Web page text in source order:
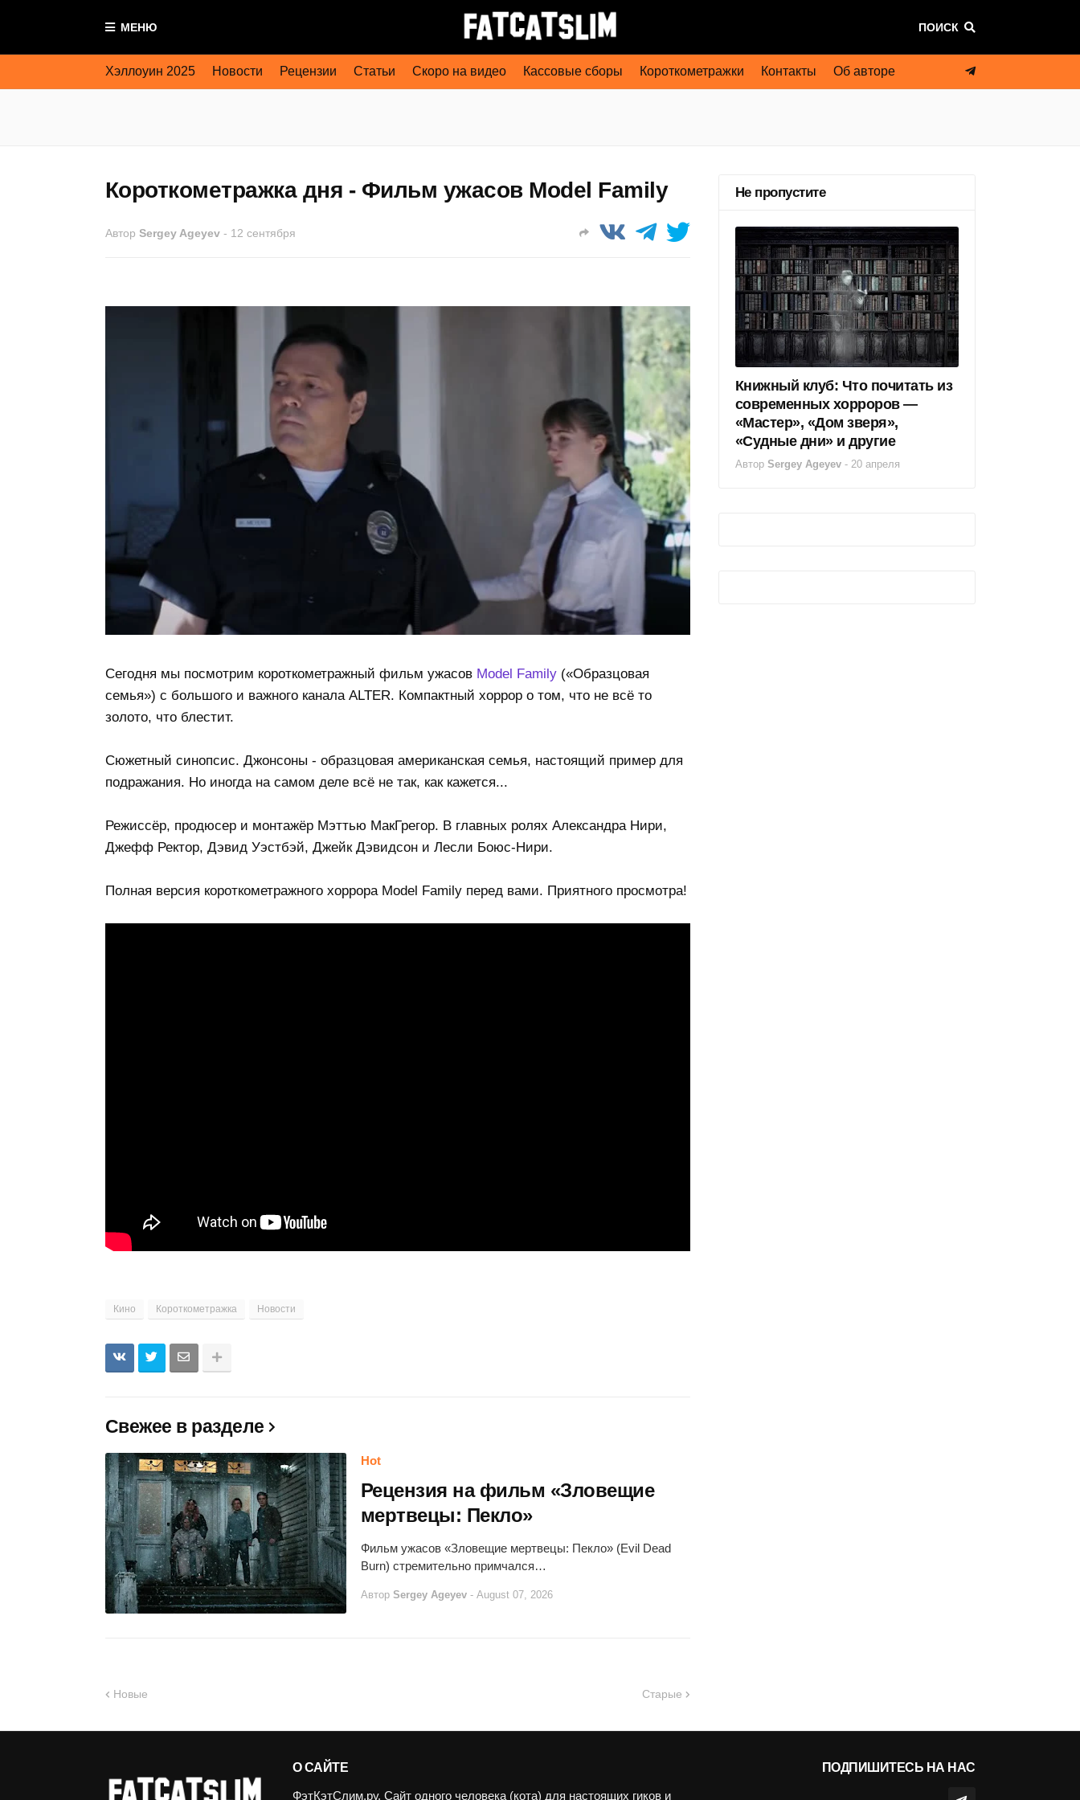
МЕНЮ ПОИСК
Хэллоуин 2025 Новости Рецензии Статьи Скоро на видео Кассовые сборы Короткометражки Контакты Об авторе
Короткометражка дня - Фильм ужасов Model Family
Автор Sergey Ageyev - 12 сентября
Сегодня мы посмотрим короткометражный фильм ужасов Model Family(«Образцовая
семья») с большого и важного канала ALTER. Компактный хоррор о том, что не всё то
золото, что блестит.
Сюжетный синопсис. Джонсоны - образцовая американская семья, настоящий пример для
подражания. Но иногда на самом деле всё не так, как кажется...
Режиссёр, продюсер и монтажёр Мэттью МакГрегор. В главных ролях Александра Нири,
Джефф Ректор, Дэвид Уэстбэй, Джейк Дэвидсон и Лесли Боюс-Нири.
Полная версия короткометражного хоррора Model Family перед вами. Приятного просмотра!
Кино Короткометражка Новости
Свежее в разделе
Hot
Рецензия на фильм «Зловещие
мертвецы: Пекло»
Фильм ужасов «Зловещие мертвецы: Пекло» (Evil Dead
Burn) стремительно примчался…
Автор Sergey Ageyev - August 07, 2026
Новые Старые
Не пропустите
Книжный клуб: Что почитать из
современных хорроров —
«Мастер», «Дом зверя»,
«Судные дни» и другие
Автор Sergey Ageyev - 20 апреля
О САЙТЕ
ФэтКэтСлим.ру. Сайт одного человека (кота) для настоящих гиков и
ПОДПИШИТЕСЬ НА НАС